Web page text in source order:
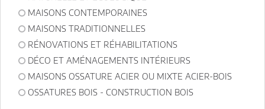
MAISONS CONTEMPORAINES
MAISONS TRADITIONNELLES
RÉNOVATIONS ET RÉHABILITATIONS
DÉCO ET AMÉNAGEMENTS INTÉRIEURS
MAISONS OSSATURE ACIER OU MIXTE ACIER-BOIS
OSSATURES BOIS - CONSTRUCTION BOIS